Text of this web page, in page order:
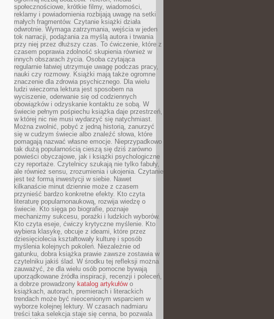
społecznościowe, krótkie filmy, wiadomości,
reklamy i powiadomienia rozbijają uwagę na setki
małych fragmentów. Czytanie książki działa
odwrotnie. Wymaga zatrzymania, wejścia w jeden
tok narracji, podążania za myślą autora i trwania
przy niej przez dłuższy czas. To ćwiczenie, które z
czasem poprawia zdolność skupienia również w
innych obszarach życia. Osoba czytająca
regularnie łatwiej utrzymuje uwagę podczas pracy,
nauki czy rozmowy. Książki mają także ogromne
znaczenie dla zdrowia psychicznego. Dla wielu
ludzi wieczorna lektura jest sposobem na
wyciszenie, oderwanie się od codziennych
obowiązków i odzyskanie kontaktu ze sobą. W
świecie pełnym pośpiechu książka daje przestrzeń,
w której nic nie musi wydarzyć się natychmiast.
Można zwolnić, pobyć z jedną historią, zanurzyć
się w cudzym świecie albo znaleźć słowa, które
pomagają nazwać własne emocje. Nieprzypadkowo
tak dużą popularnością cieszą się dziś zarówno
powieści obyczajowe, jak i książki psychologiczne
czy reportaże. Czytelnicy szukają nie tylko fabuły,
ale również sensu, zrozumienia i ukojenia. Czytanie
jest też formą inwestycji w siebie. Nawet
kilkanaście minut dziennie może z czasem
przynieść bardzo konkretne efekty. Kto czyta
literaturę popularnonaukową, rozwija wiedzę o
świecie. Kto sięga po biografie, poznaje
mechanizmy sukcesu, porażki i ludzkich wyborów.
Kto czyta eseje, ćwiczy krytyczne myślenie. Kto
wybiera klasykę, obcuje z ideami, które przez
dziesięciolecia kształtowały kulturę i sposób
myślenia kolejnych pokoleń. Niezależnie od
gatunku, dobra książka prawie zawsze zostawia w
czytelniku jakiś ślad. W środku tej refleksji można
zauważyć, że dla wielu osób pomocne bywają
uporządkowane źródła inspiracji, recenzji i poleceń,
a dobrze prowadzony katalog artykułówo
książkach, autorach, premierach i literackich
trendach może być nieocenionym wsparciem w
wyborze kolejnej lektury. W czasach nadmiaru
treści taka selekcja staje się cenna, bo pozwala